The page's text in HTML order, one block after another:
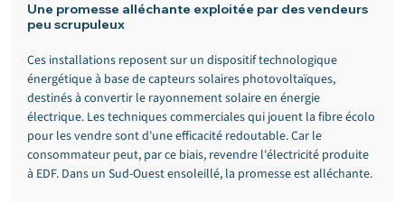
Une promesse alléchante exploitée par des vendeurs
peu scrupuleux
Ces installations reposent sur un dispositif technologique
énergétique à base de capteurs solaires photovoltaïques,
destinés à convertir le rayonnement solaire en énergie
électrique. Les techniques commerciales qui jouent la fibre écolo
pour les vendre sont d'une efficacité redoutable. Car le
consommateur peut, par ce biais, revendre l'électricité produite
à EDF. Dans un Sud-Ouest ensoleillé, la promesse est alléchante.